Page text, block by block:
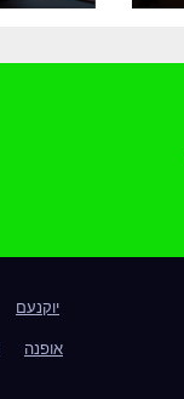
יוקנעם
אופנה